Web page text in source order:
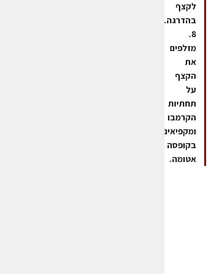
לקצף
בהדרגה.
8.
מזלפים
את
הקצף
על
תחתיות
הקרמבו
ומקפיאים
בקופסה
אטומה.